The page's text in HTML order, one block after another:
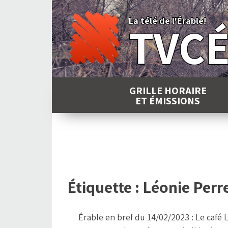
La télé de l'Érable!
GRILLE HORAIRE
ET ÉMISSIONS
Étiquette : Léonie
Érable en bref du 14/02/2023 : Le café